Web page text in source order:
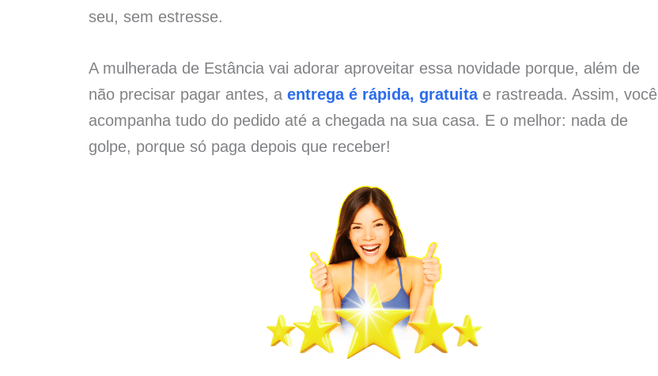
seu, sem estresse.
A mulherada de Estância vai adorar aproveitar essa novidade porque, além de
não precisar pagar antes, a entrega é rápida, gratuitae rastreada. Assim, você
acompanha tudo do pedido até a chegada na sua casa. E o melhor: nada de
golpe, porque só paga depois que receber!